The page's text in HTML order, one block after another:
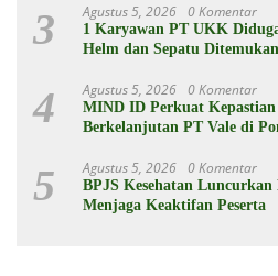
3 Agustus 5, 2026 0 Komentar
1 Karyawan PT UKK
Helm dan Sepatu
4 Agustus 5, 2026 0 Komentar
MIND ID Perkuat
Berkelanjutan PT Vale di
5 Agustus 5, 2026 0 Komentar
BPJS Kesehatan
Menjaga Keaktifan Peserta